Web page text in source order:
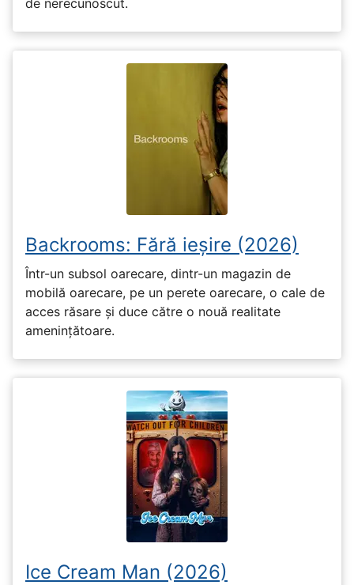
de nerecunoscut.
Backrooms: Fără ieșire (2026)
Într-un subsol oarecare, dintr-un magazin de
mobilă oarecare, pe un perete oarecare, o cale de
acces răsare și duce către o nouă realitate
amenințătoare.
Ice Cream Man (2026)